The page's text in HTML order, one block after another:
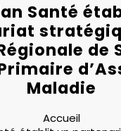
Santé
de
Maladie
Accueil